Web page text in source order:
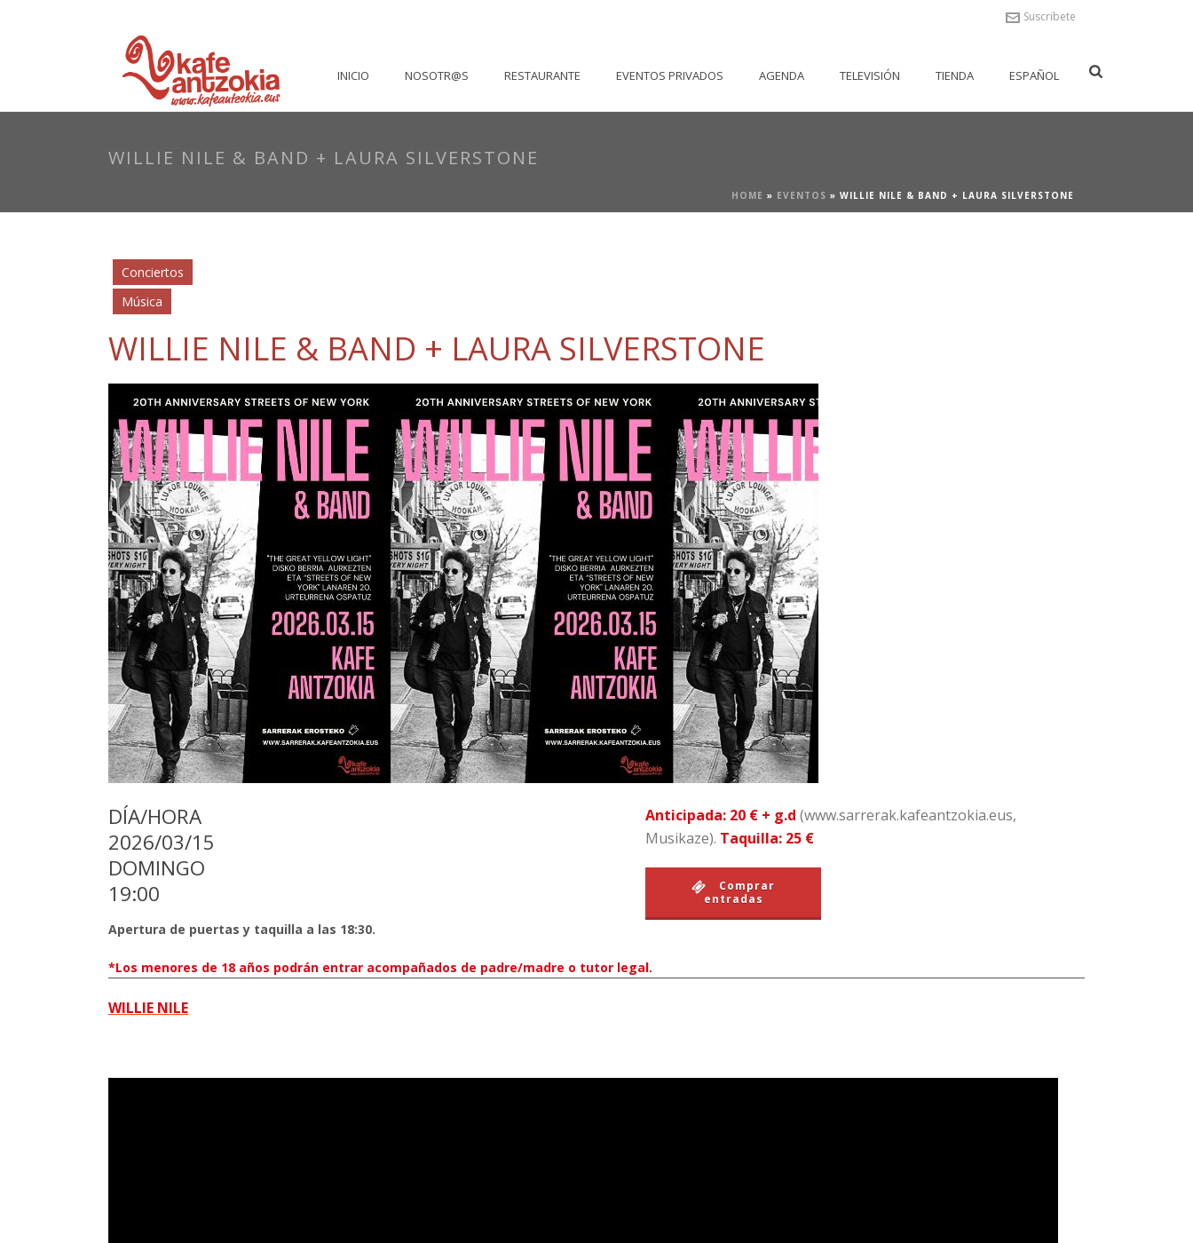
Suscribete
INICIO NOSOTR@S RESTAURANTE EVENTOS PRIVADOS AGENDA TELEVISIÓN TIENDA ESPAÑOL
WILLIE NILE & BAND + LAURA SILVERSTONE
HOME » EVENTOS » WILLIE NILE & BAND + LAURA SILVERSTONE
Conciertos
Música
WILLIE NILE & BAND + LAURA SILVERSTONE
DÍA/HORA
2026/03/15
DOMINGO
19:00
Apertura de puertas y taquilla a las 18:30.
Anticipada: 20 € + g.d (www.sarrerak.kafeantzokia.eus,
Musikaze). Taquilla: 25 €
Comprar
entradas
*Los menores de 18 años podrán entrar acompañados de padre/madre o tutor legal.
WILLIE NILE